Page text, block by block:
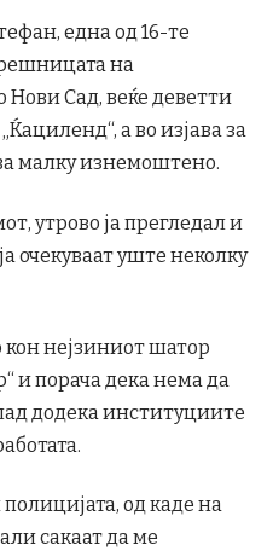
една од 16-те
на
Сад, веќе деветти
a во изјава за
малку изнемоштено.
утрово ја прегледал и
очекуваат уште неколку
кон нејзиниот шатор
и порача дека нема да
додека институциите
од каде на
сакаат да ме